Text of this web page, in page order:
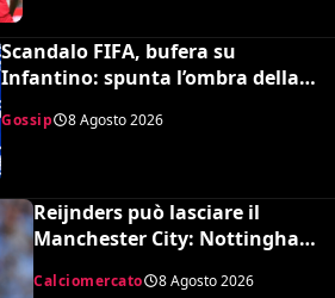
Scandalo FIFA, bufera su
Infantino: spunta l’ombra della
UEFA
Gossip 8 Agosto 2026
Reijnders può lasciare il
Manchester City: Nottingham
Calciomercato 8 Agosto 2026